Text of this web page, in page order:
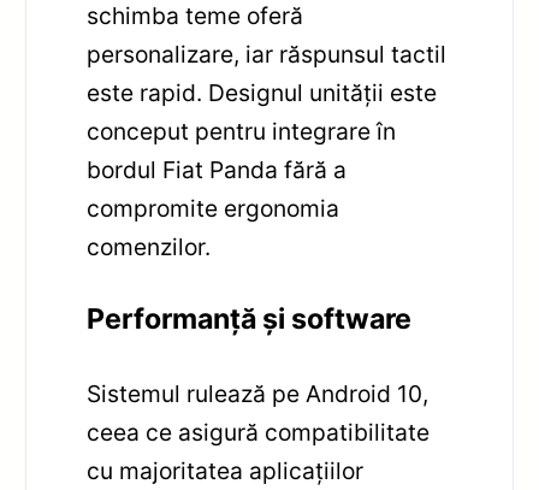
schimba teme oferă
personalizare, iar răspunsul tactil
este rapid. Designul unității este
conceput pentru integrare în
bordul Fiat Panda fără a
compromite ergonomia
comenzilor.
Performanță și software
Sistemul rulează pe Android 10,
ceea ce asigură compatibilitate
cu majoritatea aplicațiilor